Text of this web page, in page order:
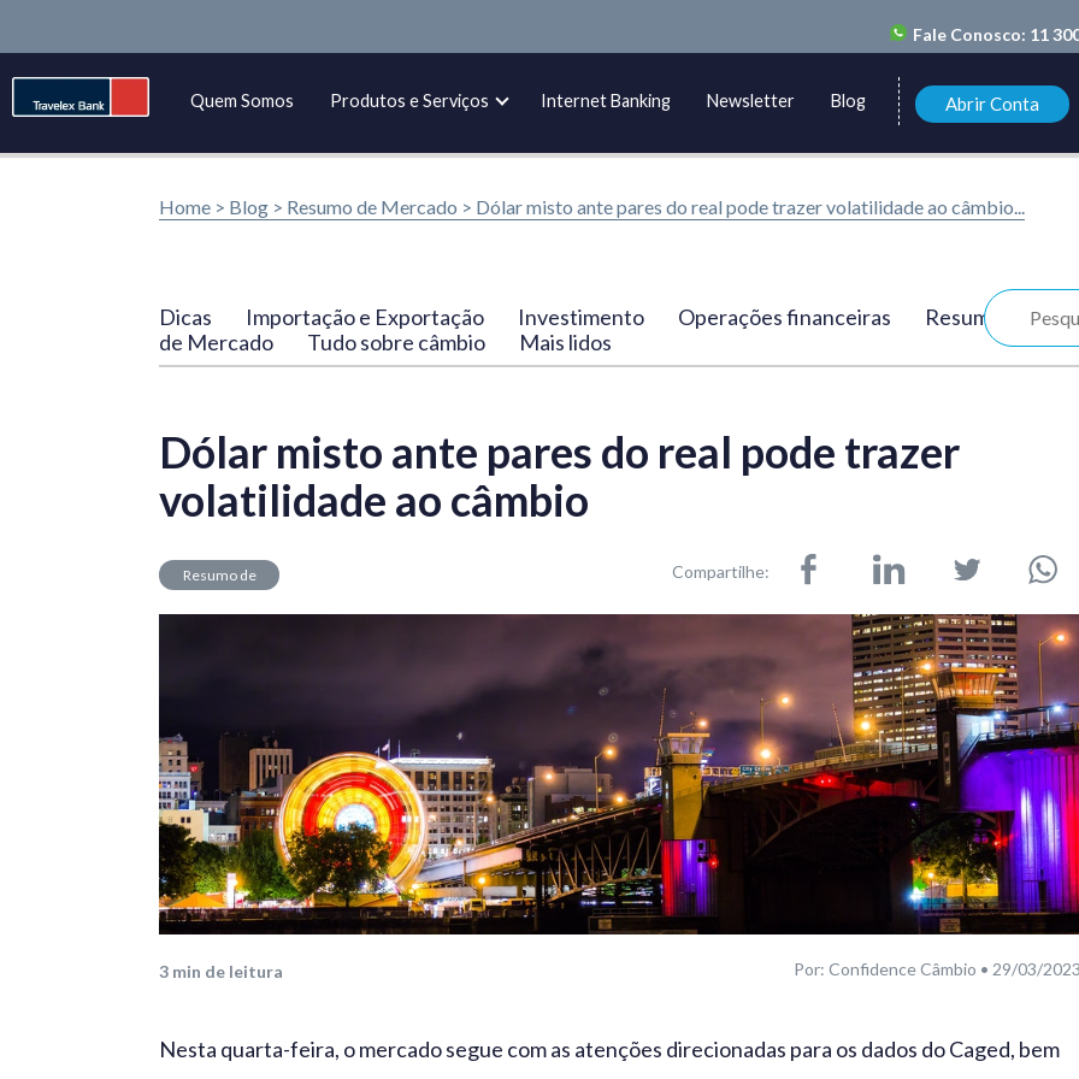
Fale Conosco: 11
Quem Somos Produtos e Serviços Internet Banking Newsletter Blog Abrir Conta
Home > Blog > Resumo de Mercado > Dólar misto ante pares do real pode trazer volatilidade ao câmbio...
Dicas Importação e Exportação Investimento Operações financeiras
Resumo
de Mercado
Tudo sobre câmbio Mais lidos
Dólar misto ante pares do real pode trazer
volatilidade ao câmbio
Resumo de
Compartilhe:
3 min de leitura Por: Confidence Câmbio • 29/03/
Nesta quarta-feira, o mercado segue com as atenções direcionadas para os dados do Caged, bem